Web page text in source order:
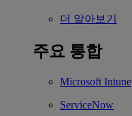
더 알아보기
주요 통합
Microsoft Intune
ServiceNow